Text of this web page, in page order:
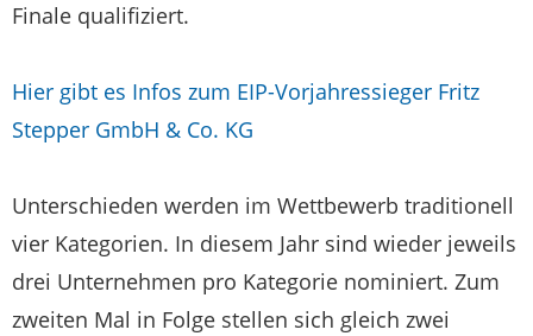
Finale qualifiziert.
Hier gibt es Infos zum EIP-Vorjahressieger Fritz
Stepper GmbH & Co. KG
Unterschieden werden im Wettbewerb traditionell
vier Kategorien. In diesem Jahr sind wieder jeweils
drei Unternehmen pro Kategorie nominiert. Zum
zweiten Mal in Folge stellen sich gleich zwei